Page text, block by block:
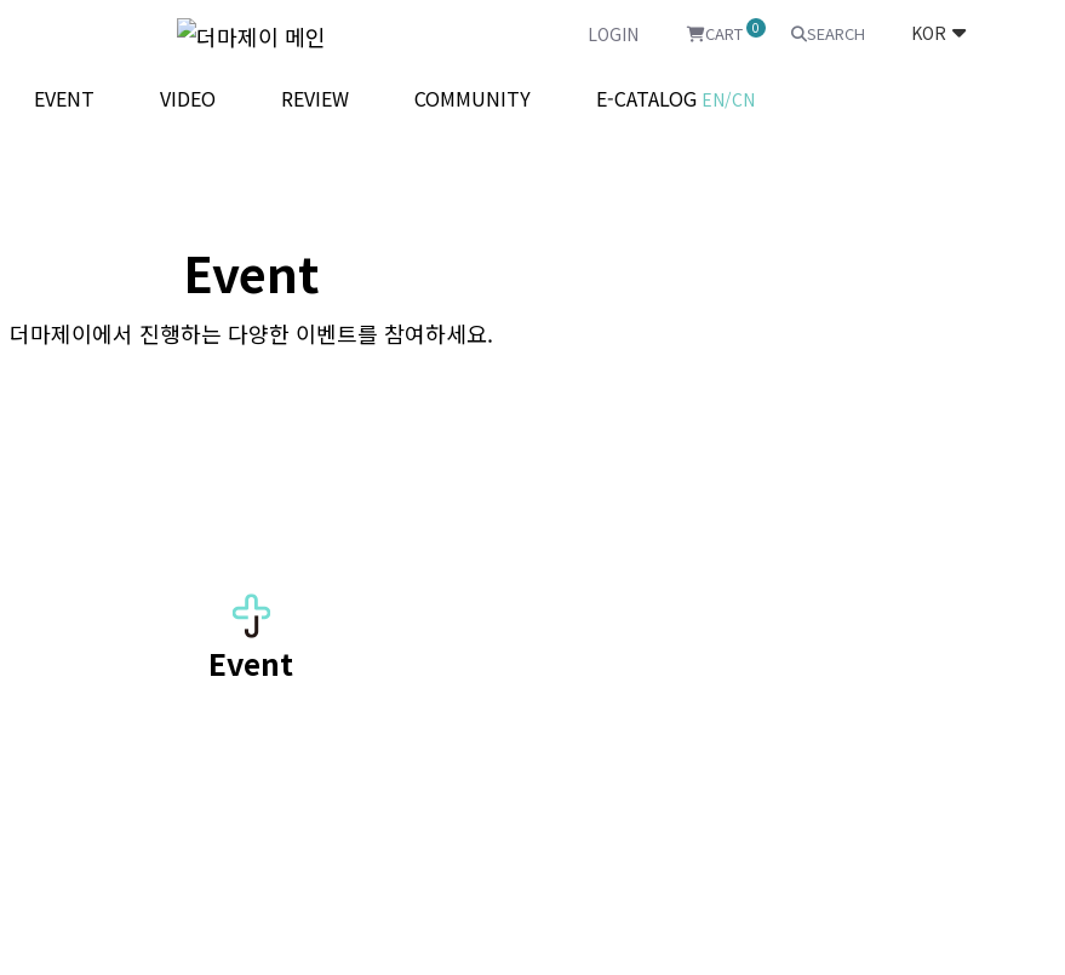
LOGIN CART 0 SEARCH
EVENT VIDEO REVIEW COMMUNITY E-CATALOG EN/CN
KOR
Event
더마제이에서 진행하는 다양한 이벤트를 참여하세요.
Event